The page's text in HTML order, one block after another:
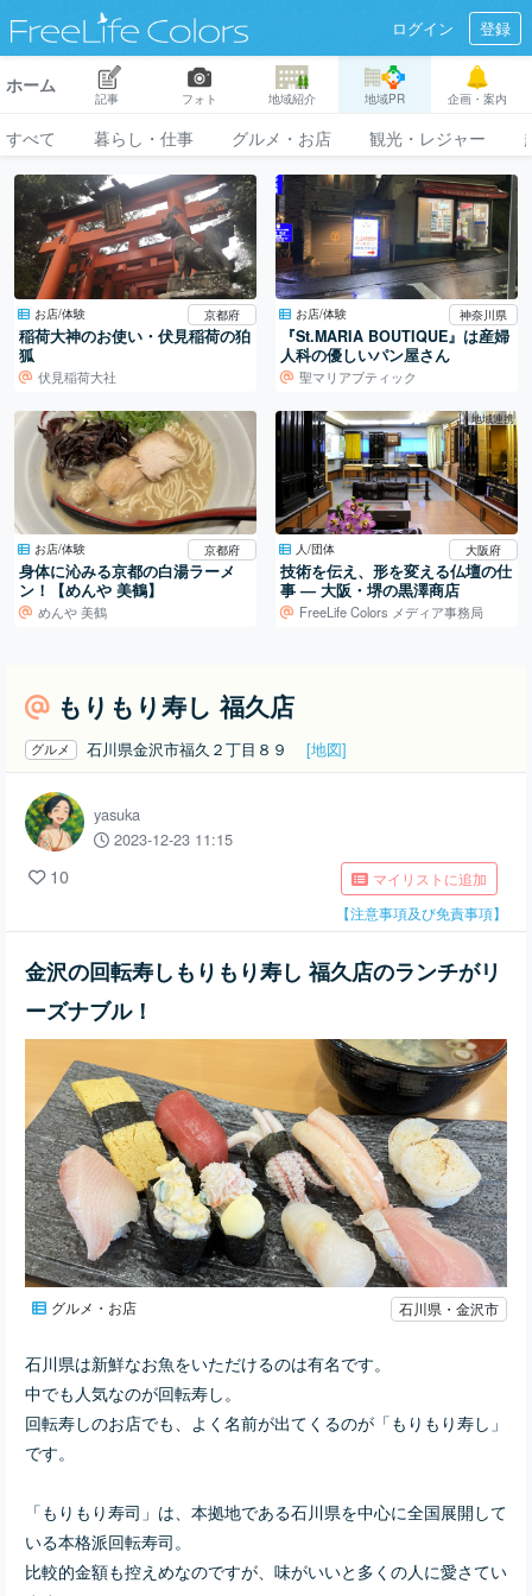
ログイン 登録
ホーム
記事 フォト 地域紹介 地域PR 企画・案内
すべて 暮らし・仕事 グルメ・お店 観光・レジャー
お店/体験 京都府
稲荷大神のお使い・伏見稲荷の狛
狐
伏見稲荷大社
お店/体験 神奈川県
『St.MARIA BOUTIQUE』は産婦
人科の優しいパン屋さん
聖マリアブティック
お店/体験 京都府
身体に沁みる京都の白湯ラーメ
ン！【めんや 美鶴】
めんや 美鶴
地域連携
人/団体 大阪府
技術を伝え、形を変える仏壇の仕
事 ― 大阪・堺の黒澤商店
FreeLife Colors メディア事務局
もりもり寿し 福久店
グルメ 石川県金沢市福久２丁目８９ [地図]
yasuka
2023-12-23 11:15
10
マイリストに追加
【注意事項及び免責事項】
金沢の回転寿しもりもり寿し 福久店のランチがリ
ーズナブル！
グルメ・お店 石川県・金沢市
石川県は新鮮なお魚をいただけるのは有名です。
中でも人気なのが回転寿し。
回転寿しのお店でも、よく名前が出てくるのが「もりもり寿し」
です。
「もりもり寿司」は、本拠地である石川県を中心に全国展開して
いる本格派回転寿司。
比較的金額も控えめなのですが、味がいいと多くの人に愛さてい